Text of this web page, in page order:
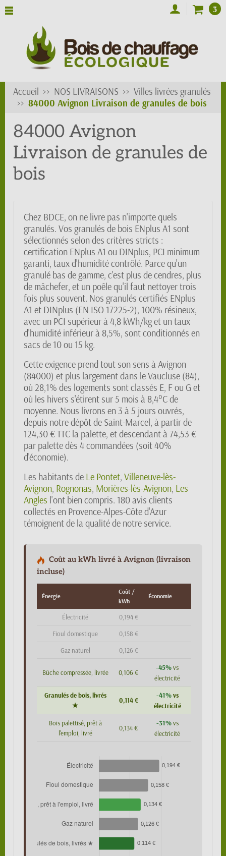
3
Accueil NOS LIVRAISONS
Villes livrées granulés
84000 Avignon Livraison de granules de bois
84000 Avignon
Livraison de granules de
bois
Chez BDCE, on ne livre pas n'importe quels
granulés. Vos granulés de bois ENplus A1 sont
sélectionnés selon des critères stricts :
certification ENplus A1 ou DINplus, PCI minimum
garanti, taux d'humidité contrôlé. Parce qu'un
granulé bas de gamme, c'est plus de cendres, plus
de mâchefer, et un poêle qu'il faut nettoyer trois
fois plus souvent. Nos granulés certifiés ENplus
A1 et DINplus (EN ISO 17225-2), 100% résineux,
avec un PCI supérieur à 4,8 kWh/kg et un taux
d'humidité inférieur à 8,5%, sont conditionnés en
sacs de 10 ou 15 kg.
Cette exigence prend tout son sens à Avignon
(84000) et plus largement dans le Vaucluse (84),
où 28,1% des logements sont classés E, F ou G et
où les hivers s'étirent sur 5 mois à 8,4°C de
moyenne. Nous livrons en 3 à 5 jours ouvrés,
depuis notre dépôt de Saint-Marcel, à partir de
124,30 € TTC la palette, et descendant à 74,53 €
par palette dès 4 commandées (soit 40%
d'économie).
Les habitants de Le Pontet, Villeneuve-lès-
Avignon, Rognonas, Morières-lès-Avignon, Les
Angles l'ont bien compris. 180 avis clients
collectés en Provence-Alpes-Côte d'Azur
témoignent de la qualité de notre service.
Coût au kWh livré à Avignon (livraison
incluse)
Énergie
Coût /
kWh
Économie
Électricité 0,194 €
Fioul domestique 0,158 €
Gaz naturel 0,126 €
Bûche compressée, livrée 0,106 €
-45%vs
électricité
Granulés de bois, livrés
★
0,114 €
-41%vs
électricité
Bois palettisé, prêt à
l'emploi, livré
0,134 €
-31%vs
électricité